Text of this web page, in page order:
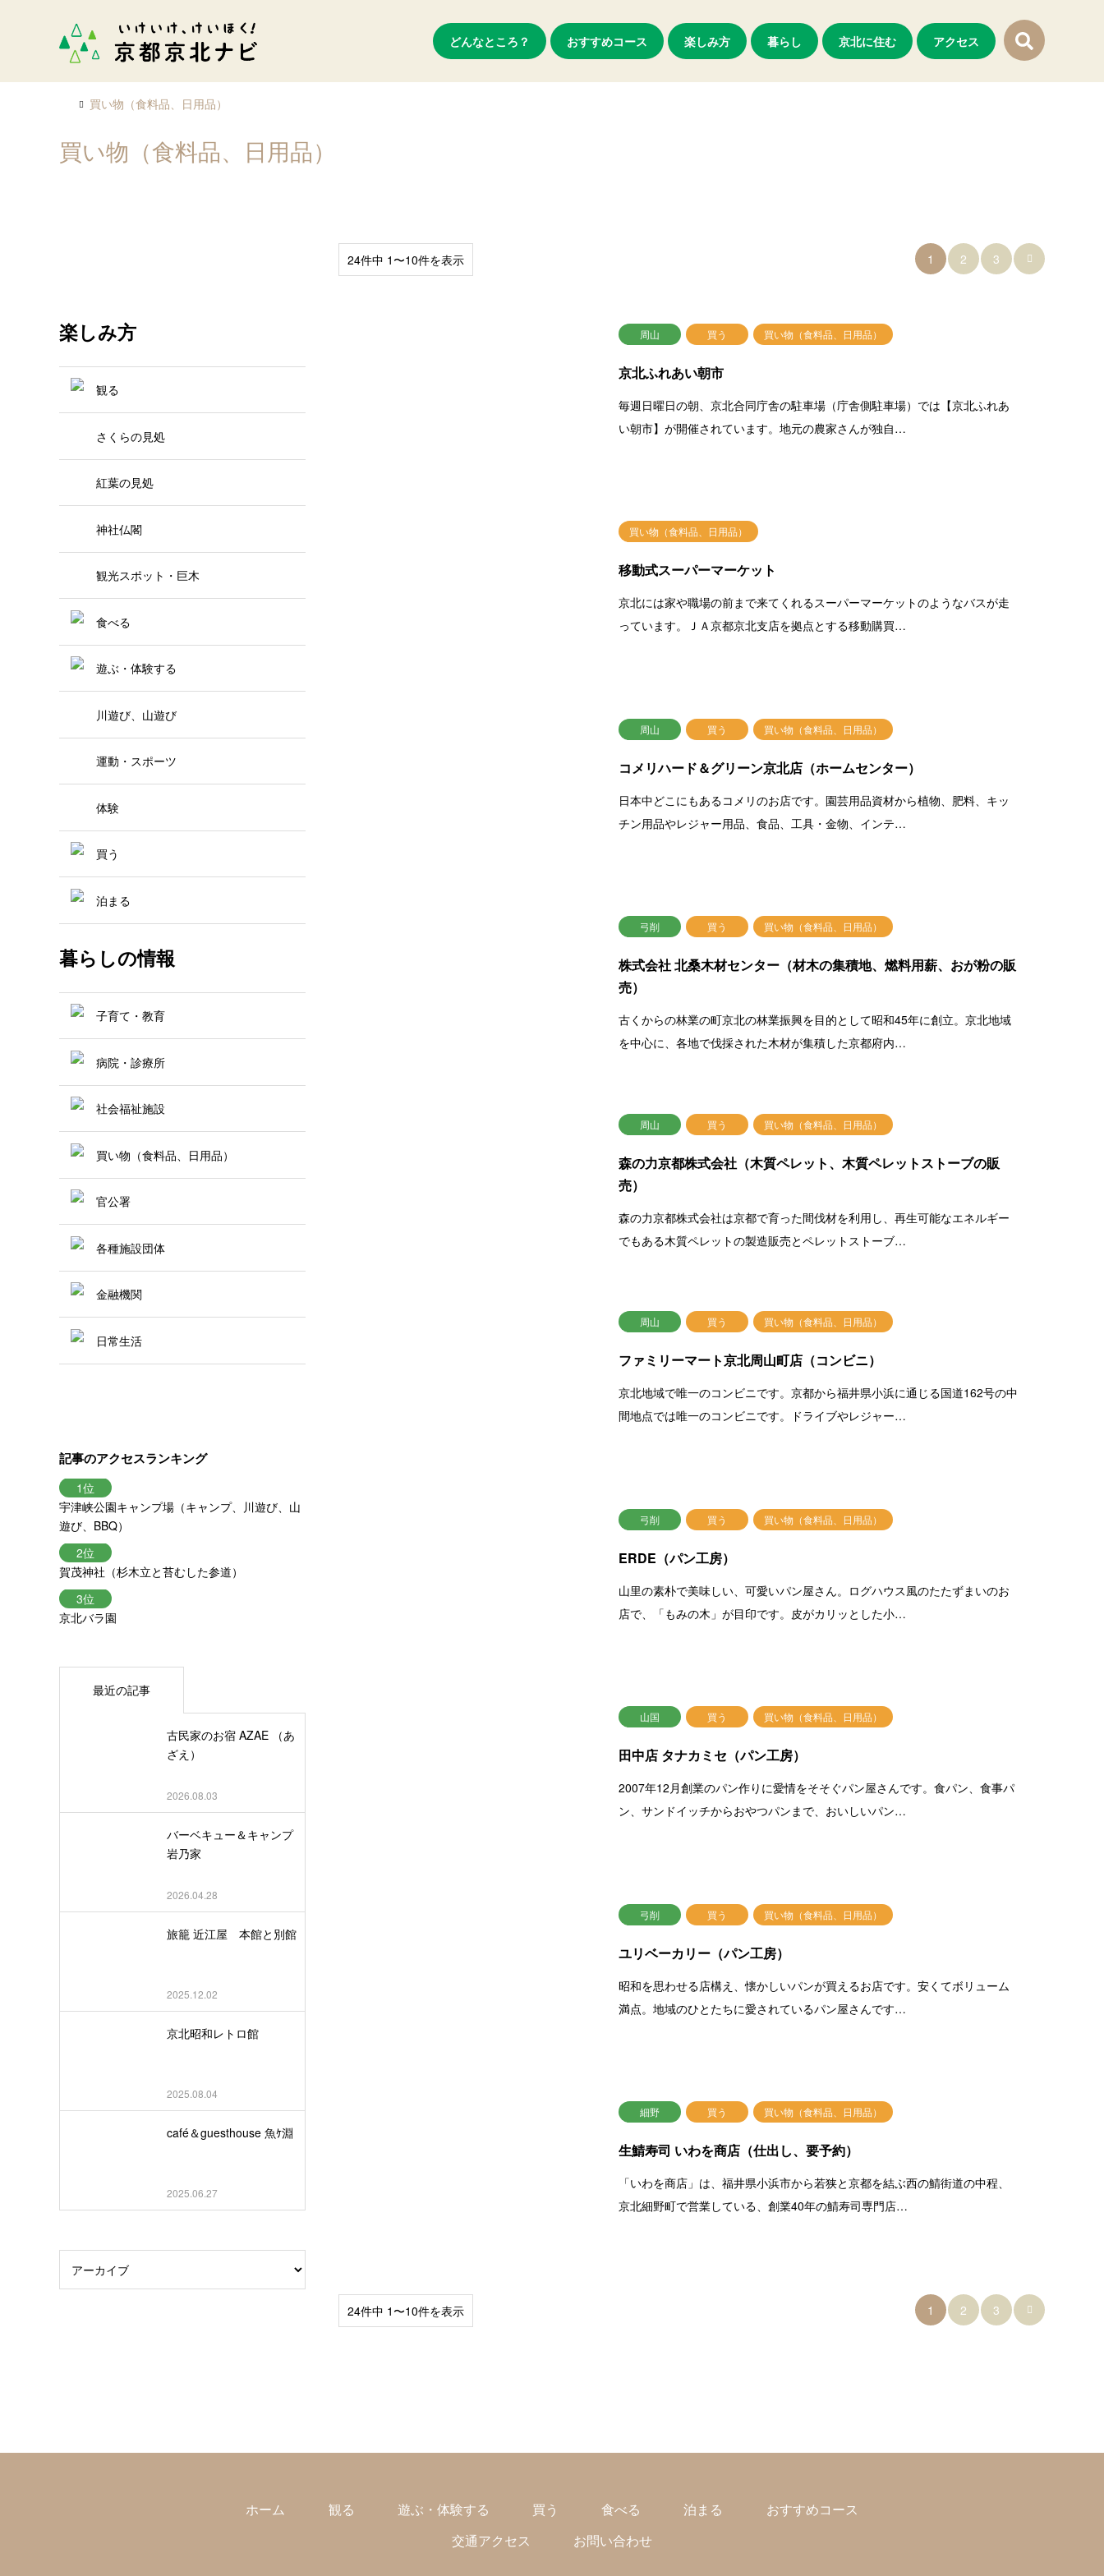
どんなところ？ おすすめコース 楽しみ方 暮らし 京北に住む アクセス
買い物（食料品、日用品）
買い物（食料品、日用品）
24件中 1〜10件を表示 1 2 3 
周山 買う 買い物（食料品、日用品）
京北ふれあい朝市
毎週日曜日の朝、京北合同庁舎の駐車場（庁舎側駐車場）では【京北ふれあ
い朝市】が開催されています。地元の農家さんが独自…
買い物（食料品、日用品）
移動式スーパーマーケット
京北には家や職場の前まで来てくれるスーパーマーケットのようなバスが走
っています。ＪＡ京都京北支店を拠点とする移動購買…
周山 買う 買い物（食料品、日用品）
コメリハード＆グリーン京北店（ホームセンター）
日本中どこにもあるコメリのお店です。園芸用品資材から植物、肥料、キッ
チン用品やレジャー用品、食品、工具・金物、インテ…
弓削 買う 買い物（食料品、日用品）
株式会社 北桑木材センター（材木の集積地、燃料用薪、おが粉の販
売）
古くからの林業の町京北の林業振興を目的として昭和45年に創立。京北地域
を中心に、各地で伐採された木材が集積した京都府内…
周山 買う 買い物（食料品、日用品）
森の力京都株式会社（木質ペレット、木質ペレットストーブの販
売）
森の力京都株式会社は京都で育った間伐材を利用し、再生可能なエネルギー
でもある木質ペレットの製造販売とペレットストーブ…
周山 買う 買い物（食料品、日用品）
ファミリーマート京北周山町店（コンビニ）
京北地域で唯一のコンビニです。京都から福井県小浜に通じる国道162号の中
間地点では唯一のコンビニです。ドライブやレジャー…
弓削 買う 買い物（食料品、日用品）
ERDE（パン工房）
山里の素朴で美味しい、可愛いパン屋さん。ログハウス風のたたずまいのお
店で、「もみの木」が目印です。皮がカリッとした小…
山国 買う 買い物（食料品、日用品）
田中店 タナカミセ（パン工房）
2007年12月創業のパン作りに愛情をそそぐパン屋さんです。食パン、食事パ
ン、サンドイッチからおやつパンまで、おいしいパン…
弓削 買う 買い物（食料品、日用品）
ユリベーカリー（パン工房）
昭和を思わせる店構え、懐かしいパンが買えるお店です。安くてボリューム
満点。地域のひとたちに愛されているパン屋さんです…
細野 買う 買い物（食料品、日用品）
生鯖寿司 いわを商店（仕出し、要予約）
「いわを商店」は、福井県小浜市から若狭と京都を結ぶ西の鯖街道の中程、
京北細野町で営業している、創業40年の鯖寿司専門店…
24件中 1〜10件を表示 1 2 3 
楽しみ方
観る
さくらの見処
紅葉の見処
神社仏閣
観光スポット・巨木
食べる
遊ぶ・体験する
川遊び、山遊び
運動・スポーツ
体験
買う
泊まる
暮らしの情報
子育て・教育
病院・診療所
社会福祉施設
買い物（食料品、日用品）
官公署
各種施設団体
金融機関
日常生活
記事のアクセスランキング
宇津峡公園キャンプ場（キャンプ、川遊び、山
遊び、BBQ）
賀茂神社（杉木立と苔むした参道）
京北バラ園
最近の記事
古民家のお宿 AZAE （あ
ざえ）
2026.08.03
バーベキュー＆キャンプ
岩乃家
2026.04.28
旅籠 近江屋 本館と別館
2025.12.02
京北昭和レトロ館
2025.08.04
café＆guesthouse 魚ｹ淵
2025.06.27
ホーム 観る 遊ぶ・体験する 買う 食べる 泊まる
おすすめコース
交通アクセス
お問い合わせ